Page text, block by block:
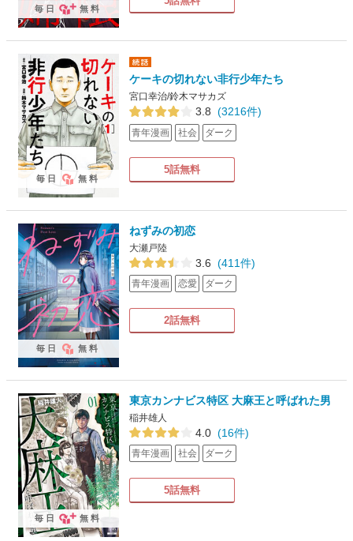
毎日 無料
ケーキの切れない非行少年たち
宮口幸治/鈴木マサカズ
3.8 (3216件)
青年漫画 社会 ダーク
5話無料
毎日 無料
ねずみの初恋
大瀬戸陸
3.6 (411件)
青年漫画 恋愛 ダーク
2話無料
毎日 無料
東京カンナビス特区 大麻王と呼ばれた男
稲井雄人
4.0 (16件)
青年漫画 社会 ダーク
5話無料
毎日 無料